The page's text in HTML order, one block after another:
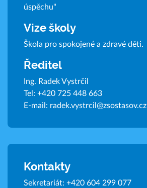
úspěchu"
Vize školy
Škola pro spokojené a zdravé děti.
Ředitel
Ing. Radek Vystrčil
Tel: +420 725 448 663
E-mail: radek.vystrcil@zsostasov.cz
Kontakty
Sekretariát: +420 604 299 077